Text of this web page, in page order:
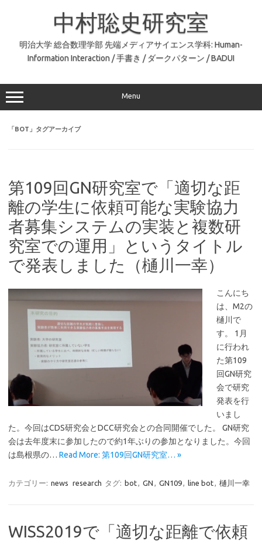
中村聡史研究室
明治大学 総合数理学部 先端メディアサイエンス学科: Human-
Information Interaction / 手書き / ダークパターン / BADUI
Menu
「BOT 」タグアーカイブ
第109回GN研究室で「適切な距
離の学生に依頼可能な実験協力
者募集システムの実装と複数研
究室での運用」というタイトル
で発表しました（樋川一幸）
こんにち
は、M2の
樋川で
す。 1月
に行われ
た第109
回GN研究
会で研究
発表を行
いまし
た。今回はCDS研究会とDCC研究会との合同開催でした。 GN研究
会は去年度末に参加したので約1年ぶりの参加となりました。今回
は島根県の… Read More: 第109回GN研究室… »
カテゴリー: news research タグ: bot, GN , GN109, line bot, 樋川一幸
WISS2019で「適切な距離で依頼